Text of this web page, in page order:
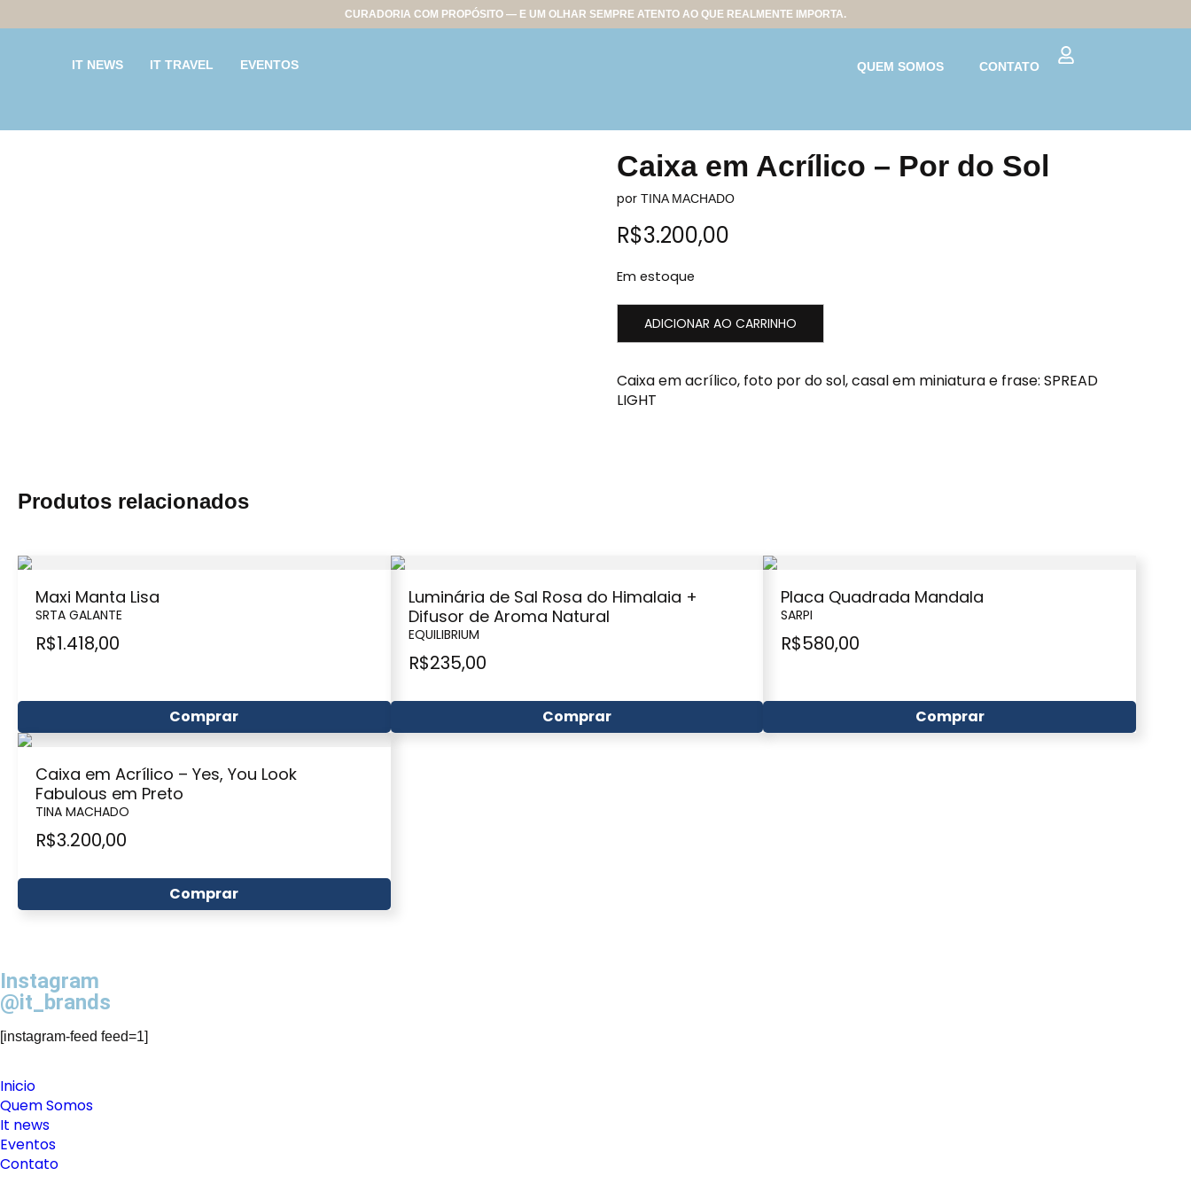
CURADORIA COM PROPÓSITO — E UM OLHAR SEMPRE ATENTO AO QUE REALMENTE IMPORTA.
IT NEWS IT TRAVEL EVENTOS QUEM SOMOS CONTATO
Caixa em Acrílico – Por do Sol
por TINA MACHADO
R$3.200,00
Em estoque
ADICIONAR AO CARRINHO
Caixa em acrílico, foto por do sol, casal em miniatura e frase: SPREAD
LIGHT
Produtos relacionados
Maxi Manta Lisa
SRTA GALANTE
R$1.418,00
Comprar
Luminária de Sal Rosa do Himalaia +
Difusor de Aroma Natural
EQUILIBRIUM
R$235,00
Comprar
Placa Quadrada Mandala
SARPI
R$580,00
Comprar
Caixa em Acrílico – Yes, You Look
Fabulous em Preto
TINA MACHADO
R$3.200,00
Comprar
Instagram
@it_brands
[instagram-feed feed=1]
Inicio
Quem Somos
It news
Eventos
Contato